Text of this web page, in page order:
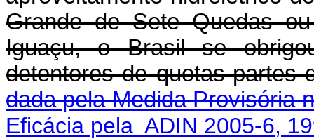
Grande de Sete Quedas
Iguaçu, o Brasil se
detentores de
dada pela Medida Provisória
Eficácia pela ADIN 2005-6,